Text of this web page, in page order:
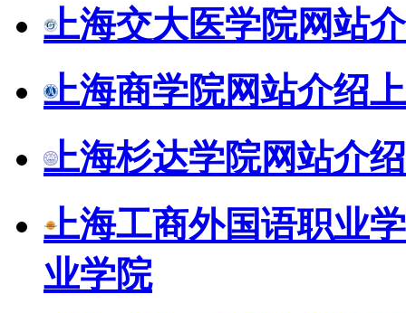
上海交大医学院网站
上海商学院网站介绍
上海杉达学院网站介绍
上海工商外国语职业
业学院